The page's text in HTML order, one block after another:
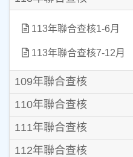
113年聯合查核1-6月
113年聯合查核7-12月
109年聯合查核
110年聯合查核
111年聯合查核
112年聯合查核